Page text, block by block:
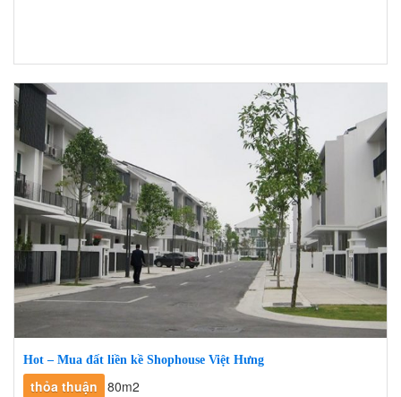
Hot – Mua đất liền kề Shophouse Việt Hưng
thỏa thuận 80m2